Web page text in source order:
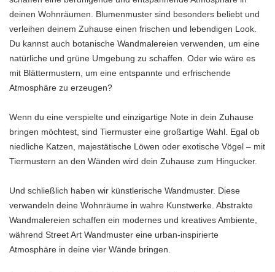
deinen Wohnräumen. Blumenmuster sind besonders beliebt und
verleihen deinem Zuhause einen frischen und lebendigen Look.
Du kannst auch botanische Wandmalereien verwenden, um eine
natürliche und grüne Umgebung zu schaffen. Oder wie wäre es
mit Blättermustern, um eine entspannte und erfrischende
Atmosphäre zu erzeugen?
Wenn du eine verspielte und einzigartige Note in dein Zuhause
bringen möchtest, sind Tiermuster eine großartige Wahl. Egal ob
niedliche Katzen, majestätische Löwen oder exotische Vögel – mit
Tiermustern an den Wänden wird dein Zuhause zum Hingucker.
Und schließlich haben wir künstlerische Wandmuster. Diese
verwandeln deine Wohnräume in wahre Kunstwerke. Abstrakte
Wandmalereien schaffen ein modernes und kreatives Ambiente,
während Street Art Wandmuster eine urban-inspirierte
Atmosphäre in deine vier Wände bringen.